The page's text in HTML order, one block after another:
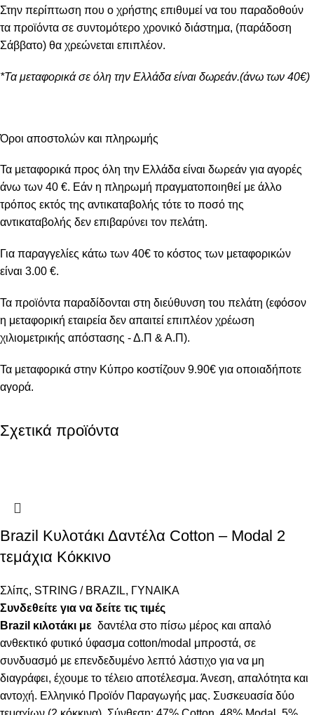
Στην περίπτωση που ο χρήστης επιθυμεί να του παραδοθούν
τα προϊόντα σε συντομότερο χρονικό διάστημα, (παράδοση
Σάββατο) θα χρεώνεται επιπλέον.
*Τα μεταφορικά σε όλη την Ελλάδα είναι δωρεάν.(άνω των 40€)
Όροι αποστολών και πληρωμής
Τα μεταφορικά προς όλη την Ελλάδα είναι δωρεάν για αγορές
άνω των 40 €. Εάν η πληρωμή πραγματοποιηθεί με άλλο
τρόπος εκτός της αντικαταβολής τότε το ποσό της
αντικαταβολής δεν επιβαρύνει τον πελάτη.
Για παραγγελίες κάτω των 40€ το κόστος των μεταφορικών
είναι 3.00 €.
Τα προϊόντα παραδίδονται στη διεύθυνση του πελάτη (εφόσον
η μεταφορική εταιρεία δεν απαιτεί επιπλέον χρέωση
χιλιομετρικής απόστασης - Δ.Π & Α.Π).
Τα μεταφορικά στην Κύπρο κοστίζουν 9.90€ για οποιαδήποτε
αγορά.
Σχετικά προϊόντα
Brazil Κυλοτάκι Δαντέλα Cotton – Modal 2
τεμάχια Κόκκινο
Σλίπς, STRING / BRAZIL, ΓΥΝΑΙΚΑ
Συνδεθείτε για να δείτε τις τιμές
Brazil κιλοτάκι με δαντέλα στο πίσω μέρος και απαλό
ανθεκτικό φυτικό ύφασμα cotton/modal μπροστά, σε
συνδυασμό με επενδεδυμένο λεπτό λάστιχο για να μη
διαγράφει, έχουμε το τέλειο αποτέλεσμα. Άνεση, απαλότητα και
αντοχή. Ελληνικό Προϊόν Παραγωγής μας. Συσκευασία δύο